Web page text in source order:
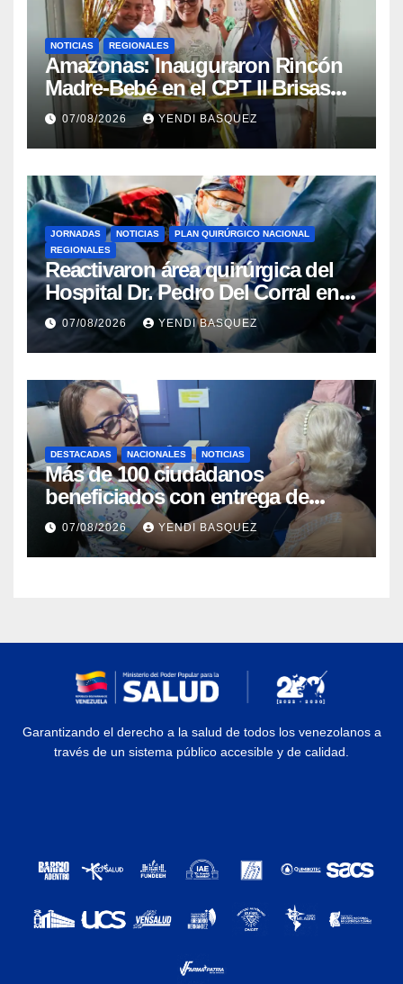
NOTICIAS REGIONALES
​Amazonas: Inauguraron Rincón
Madre-Bebé en el CPT II Brisas
del Aeropuerto ​Inauguraron
Rincón
07/08/2026 YENDI BASQUEZ
JORNADAS NOTICIAS
PLAN QUIRÚRGICO NACIONAL
REGIONALES
Reactivaron área quirúrgica del
Hospital Dr. Pedro Del Corral en
Guárico
07/08/2026 YENDI BASQUEZ
DESTACADAS NACIONALES NOTICIAS
Más de 100 ciudadanos
beneficiados con entrega de
prótesis auditivas en el Centro de
Rehabilitación J.J. Arvelo
07/08/2026 YENDI BASQUEZ
Garantizando el derecho a la salud de todos los venezolanos a
través de un sistema público accesible y de calidad.